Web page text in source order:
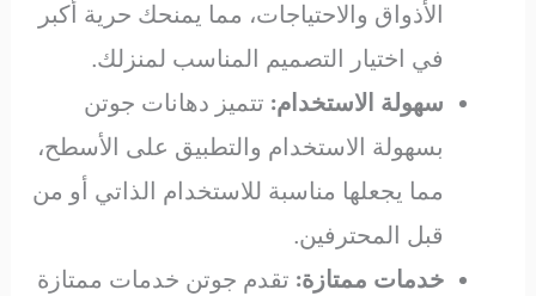
الأذواق والاحتياجات، مما يمنحك حرية أكبر
في اختيار التصميم المناسب لمنزلك.
سهولة الاستخدام: تتميز دهانات جوتن
بسهولة الاستخدام والتطبيق على الأسطح،
مما يجعلها مناسبة للاستخدام الذاتي أو من
قبل المحترفين.
خدمات ممتازة: تقدم جوتن خدمات ممتازة